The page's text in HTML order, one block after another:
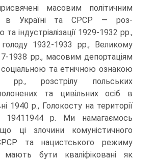
масовим політичним
в Україні та СРСР — роз-
індустріалізації 1929-1932 рр.,
1932-1933 рр., Великому
1938 рр., масовим депортаціям
та етнічною ознакою
розстрілу польських
та цивільних осіб в
1940 р., Голокосту на території
1941­1944 р. Ми намагаємось
ці злочини комуністичного
та нацистського режиму
мають бути кваліфіковані як